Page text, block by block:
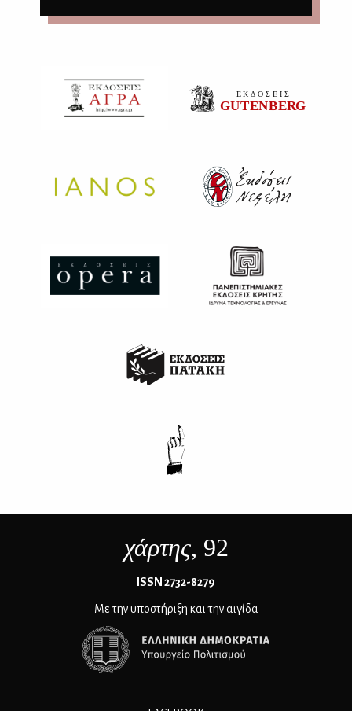
χάρτης, 92
ΙSSN 2732-8279
Με την υποστήριξη και την αιγίδα